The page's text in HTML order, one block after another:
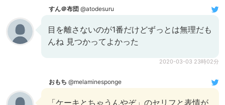
すん＠布団 @atodesuru
目を離さないのが1番だけどずっとは無理だも
んね 見つかってよかった
2020-03-03 23時02分
おもち @melaminesponge
「ケーキとちゃうんやぞ」のセリフと表情が